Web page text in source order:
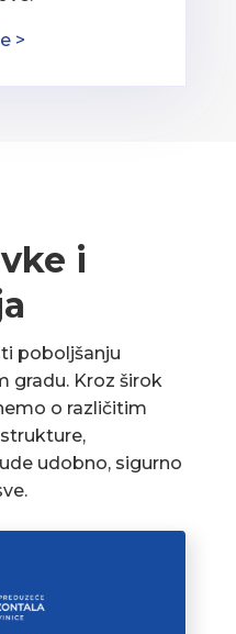
>
i
poboljšanju
gradu. Kroz širok
o različitim
udobno, sigurno